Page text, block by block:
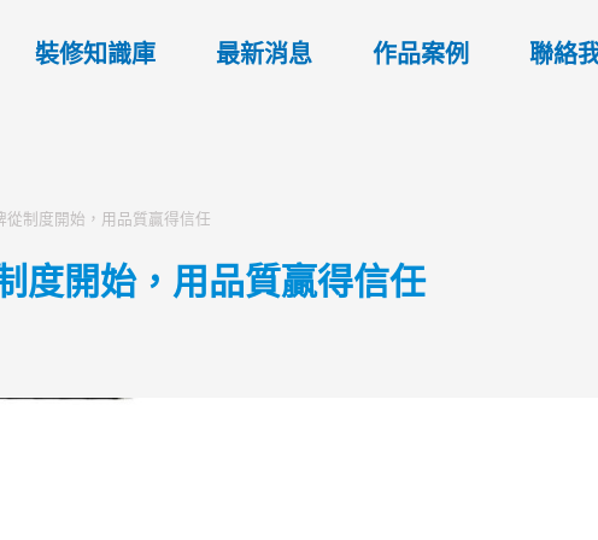
裝修知識庫 最新消息 作品案例 聯絡
從制度開始，用品質贏得信任
度開始，用品質贏得信任